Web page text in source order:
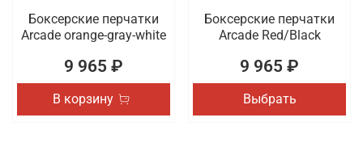
Боксерские перчатки
Arcade orange-gray-white
9 965 ₽
В корзину
Боксерские перчатки
Arcade Red/Black
9 965 ₽
Выбрать